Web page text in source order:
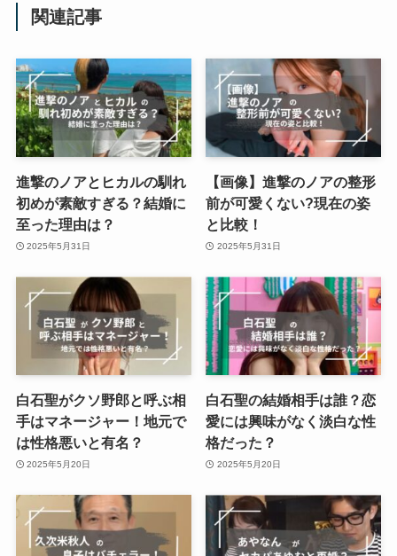
関連記事
進撃のノアとヒカルの馴れ
初めが素敵すぎる？結婚に
至った理由は？
2025年5月31日
【画像】進撃のノアの整形
前が可愛くない?現在の姿
と比較！
2025年5月31日
白石聖がクソ野郎と呼ぶ相
手はマネージャー！地元で
は性格悪いと有名？
2025年5月20日
白石聖の結婚相手は誰？恋
愛には興味がなく淡白な性
格だった？
2025年5月20日